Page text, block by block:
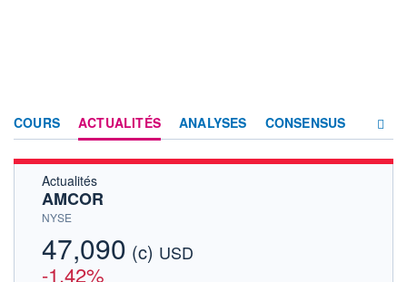
COURS ACTUALITÉS ANALYSES CONSENSUS
Actualités
AMCOR
NYSE
47,090 (c) USD
-1,42%